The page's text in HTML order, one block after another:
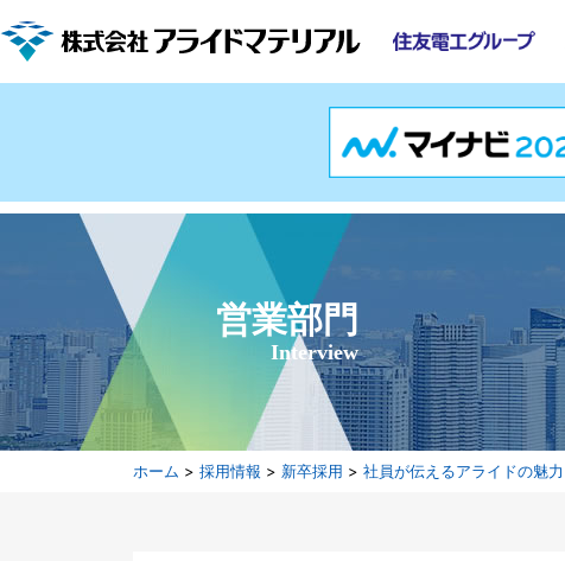
ホーム > 採用情報 > 新卒採用 > 社員が伝えるアライドの魅力
営業部門
Interview